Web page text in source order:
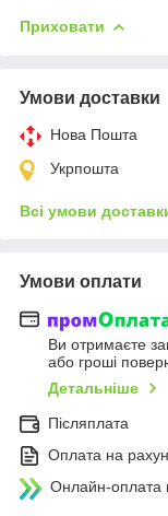
Приховати
Умови доставки
Нова Пошта
Укрпошта
Всі умови
Умови оплати
Ви отримаєте
або гроші
Детальніше
Післяплата
Оплата на
Онлайн-оплата